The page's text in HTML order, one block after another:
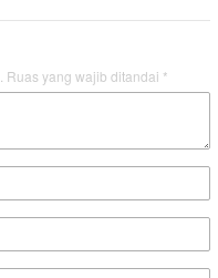
Ruas yang wajib ditandai *